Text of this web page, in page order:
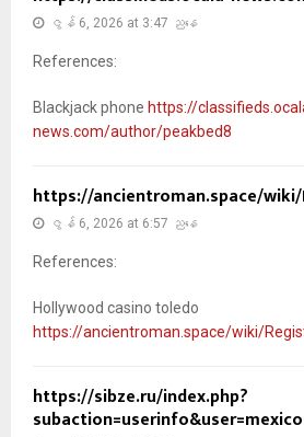
ဇွန် 6, 2026 at 3:47 ညနေ
References:
Blackjack phone https://
news.com/author/peakbed8
https://ancientroman.space/wiki/
ဇွန် 6, 2026 at 6:57 ညနေ
References:
Hollywood casino toledo
https://ancientroman.space/wiki/
https://sibze.ru/index.php?